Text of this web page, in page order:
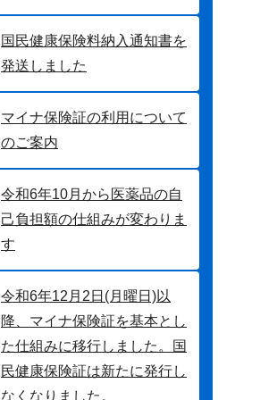
国民健康保険料納入通知書を
発送しました
マイナ保険証の利用について
のご案内
令和6年10月から医薬品の自
己負担額の仕組みが変わりま
す
令和6年12月2日(月曜日)以
降、マイナ保険証を基本とし
た仕組みに移行しました。国
民健康保険証は新たに発行し
なくなりました。